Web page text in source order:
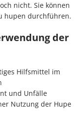
nicht. Sie können
hupen durchführen.
der
Hilfsmittel im
und Unfälle
Nutzung der Hupe